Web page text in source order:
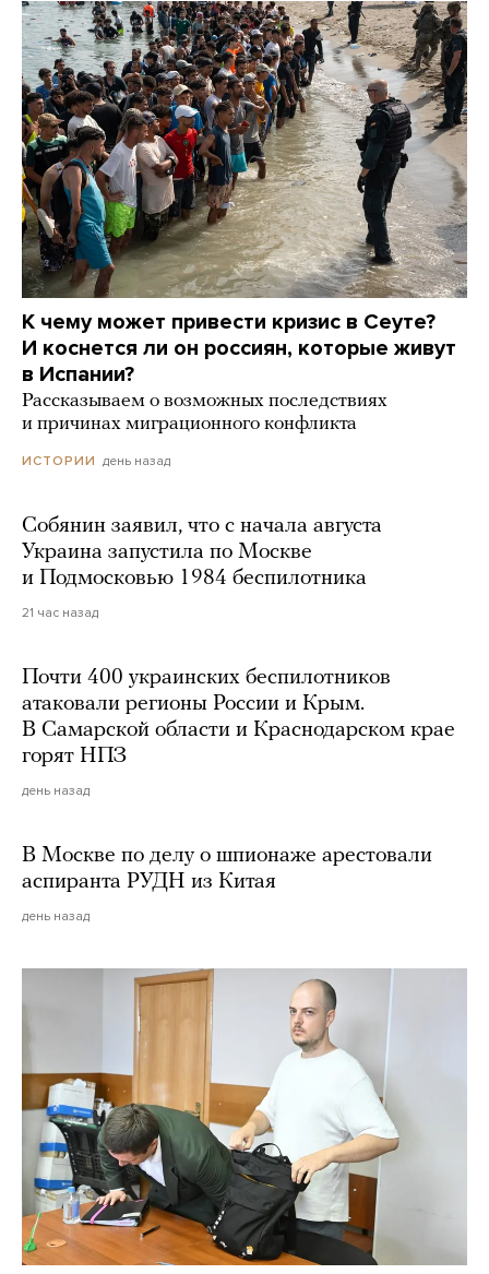
К чему может привести кризис в Сеуте?
И коснется ли он россиян, которые живут
в Испании?
Рассказываем о возможных последствиях
и причинах миграционного конфликта
ИСТОРИИ день назад
Собянин заявил, что с начала августа
Украина запустила по Москве
и Подмосковью 1984 беспилотника
21 час назад
Почти 400 украинских беспилотников
атаковали регионы России и Крым.
В Самарской области и Краснодарском крае
горят НПЗ
день назад
В Москве по делу о шпионаже арестовали
аспиранта РУДН из Китая
день назад